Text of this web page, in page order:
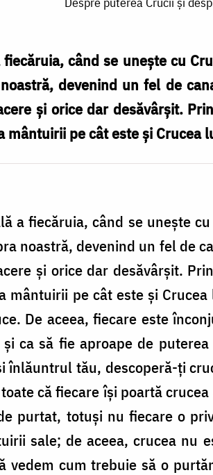
când se unește cu
devenind un fel de
și orice dar desăvârșit.
mântuirii pe cât este și Crucea
a fiecăruia, când se unește
noastră, devenind un fel de
și orice dar desăvârșit.
mântuirii pe cât este și
De aceea, fiecare este
ca să fie aproape de
înlăuntrul tău, descoperă-ți
că fiecare își poartă
purtat, totuși nu fiecare o
sale; de aceea, crucea nu
vedem cum trebuie să o